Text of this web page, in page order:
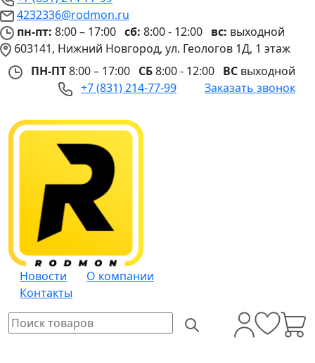
4232336@rodmon.ru
пн-пт: 8:00 – 17:00 сб: 8:00 - 12:00 вс: выходной
603141, Нижний Новгород, ул. Геологов 1Д, 1 этаж
ПН-ПТ8:00 – 17:00 СБ8:00 - 12:00 ВС выходной
+7 (831) 214-77-99
Заказать звонок
Новости
О компании
Контакты